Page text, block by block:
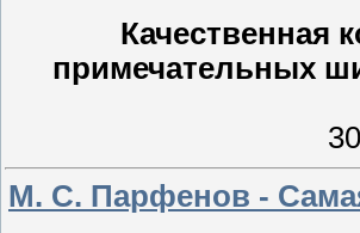
Качественная
примечательных
М. С. Парфенов -